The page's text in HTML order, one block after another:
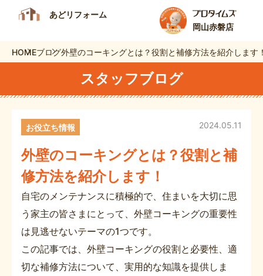
あどリフォーム
岡山赤磐店
HOMEブログ外壁のコーキングとは？役割と補修方法を紹介します
スタッフブログ
外壁のコーキングとは？役割と補
修方法を紹介します！
2024.05.11
お役立ち情報
自宅のメンテナンスに積極的で、住まいを大切に思
う家主の皆さまにとって、外壁コーキングの重要性
は見逃せないテーマの1つです。
この記事では、外壁コーキングの役割と必要性、適
切な補修方法について、実用的な知識を提供しま